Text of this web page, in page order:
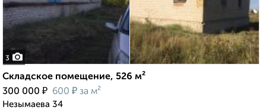
3
Складское помещение, 526 м²
300 000 ₽ 600 ₽ за м²
Незымаева 34